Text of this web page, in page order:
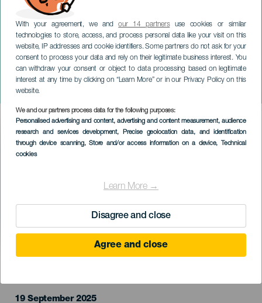
With your agreement, we andour 14 partnersuse cookies or similar
technologies to store, access, and process personal data like your visit on this
website, IP addresses and cookie identifiers. Some partners do not ask for your
consent to process your data and rely on their legitimate business interest. You
can withdraw your consent or object to data processing based on legitimate
interest at any time by clicking on “Learn More” or in our Privacy Policy on this
website.
We and our partners process data for the following purposes:
Personalised advertising and content, advertising and content measurement, audience
research and services development, Precise geolocation data, and identification
through device scanning, Store and/or access information on a device, Technical
cookies
Learn More →
Disagree and close
Agree and close
Gabriel Álvarez e Nauzet
Mederos em show
GRÃ-CANÁRIA
Imagen
Listado
19 September 2025